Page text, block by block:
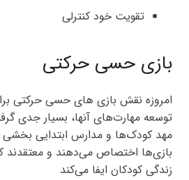
تقویت خود کنترلی
بازی حسی حرکتی
امروزه نقش بازی‌ های حسی حرکتی
توسعه مهارت‌های آنها، بسیار جدی
مهد کودک‌ها و مدارس ابتدایی بخشی
بازی‌ها اختصاص می‌دهند و معتقدند
زندگی کودکان ایفا می‌کند